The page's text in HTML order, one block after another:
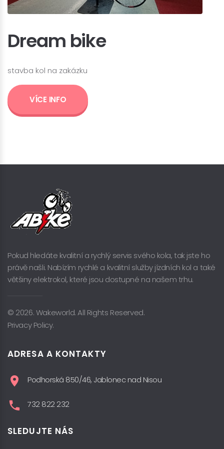
Dream bike
stavba kol na zakázku
VÍCE INFO
Pokud hledáte kvalitní a rychlý servis svého kola, tak jste ho
právě našli. Nabízím rychlé a kvalitní služby jízdních kol a také
většiny elektrokol, které jsou dostupné na našem trhu.
© 2026. Wakeworld. All Rights Reserved.
Privacy Policy.
ADRESA A KONTAKTY
Podhorská 850/46, Jablonec nad Nisou
732 822 232
SLEDUJTE NÁS